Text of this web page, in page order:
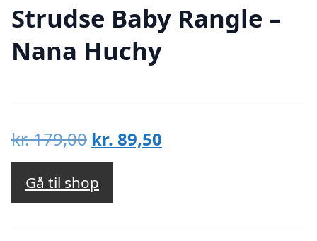
Strudse Baby Rangle –
Nana Huchy
kr.179,00 Den
oprindelige
pris
var:
kr. 179,00.
kr. 89,50
kr. 89,50.
Gå til shop